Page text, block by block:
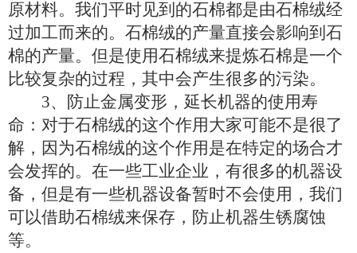
原材料。我们平时见到的石棉都是由石棉绒经
过加工而来的。石棉绒的产量直接会影响到石
棉的产量。但是使用石棉绒来提炼石棉是一个
比较复杂的过程，其中会产生很多的污染。
3、防止金属变形，延长机器的使用寿
命：对于石棉绒的这个作用大家可能不是很了
解，因为石棉绒的这个作用是在特定的场合才
会发挥的。在一些工业企业，有很多的机器设
备，但是有一些机器设备暂时不会使用，我们
可以借助石棉绒来保存，防止机器生锈腐蚀
等。